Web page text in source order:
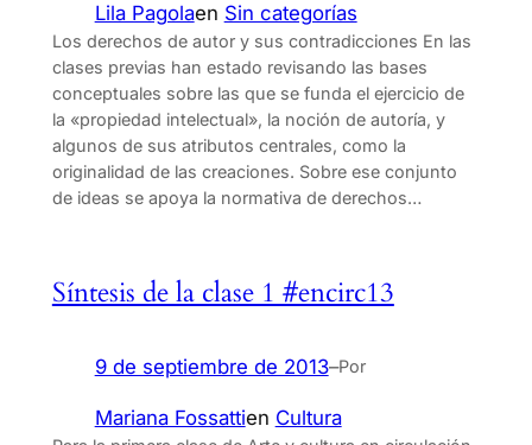
Lila Pagolaen Sin categorías
Los derechos de autor y sus contradicciones En las
clases previas han estado revisando las bases
conceptuales sobre las que se funda el ejercicio de
la «propiedad intelectual», la noción de autoría, y
algunos de sus atributos centrales, como la
originalidad de las creaciones. Sobre ese conjunto
de ideas se apoya la normativa de derechos…
Síntesis de la clase 1 #encirc13
9 de septiembre de 2013–Por
Mariana Fossattien Cultura